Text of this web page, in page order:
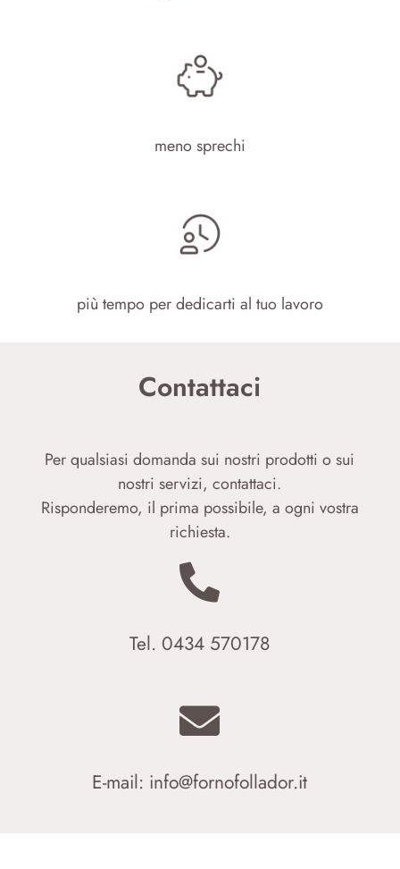
meno sprechi
più tempo per dedicarti al tuo lavoro
Contattaci
Per qualsiasi domanda sui nostri prodotti o sui
nostri servizi, contattaci.
Risponderemo, il prima possibile, a ogni vostra
richiesta.

Tel. 0434 570178

E-mail: info@fornofollador.it